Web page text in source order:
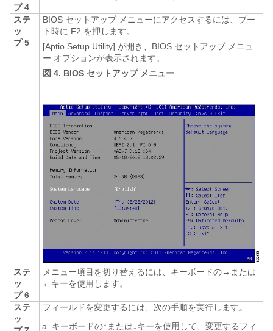
プ 4
ステ
ッ
プ 5
BIOS セットアップ メニューにアクセスするには、ブー
ト時に F2 を押します。
[Aptio Setup Utility] が開き、BIOS セットアップ メニュ
ー オプションが表示されます。
図 4. BIOS セットアップ メニュー
ステ
ッ
プ 6
メニュー項目を切り替えるには、キーボードの→または
←キーを使用します。
ステ
ッ
フィールドを変更するには、次の手順を実行します。
キーボードの↑または↓キーを使用して、変更するフィ